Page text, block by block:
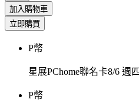
加入購物車
立即購買
P幣
星展PChome聯名卡8/6 週
P幣